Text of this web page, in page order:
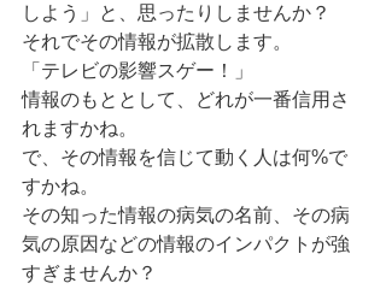
しよう」と、思ったりしませんか？
それでその情報が拡散します。
「テレビの影響スゲー！」
情報のもととして、どれが一番信用さ
れますかね。
で、その情報を信じて動く人は何%で
すかね。
その知った情報の病気の名前、その病
気の原因などの情報のインパクトが強
すぎませんか？